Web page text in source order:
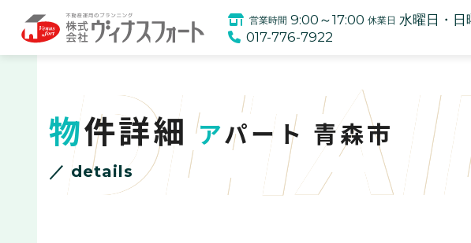
営業時間 9:00～17:00 休業日 水曜日・日
017-776-7922
物件詳細 アパート 青森市
／ details